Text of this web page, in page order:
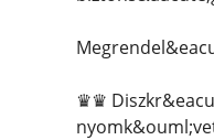
♛♛